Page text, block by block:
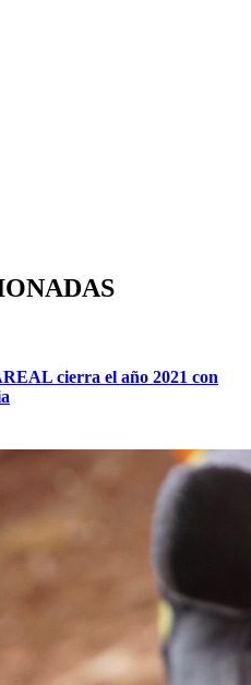
cierra el año 2021 con